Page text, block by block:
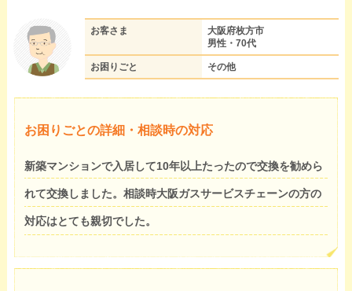
お客さま
大阪府枚方市
男性・70代
お困りごと その他
お困りごとの詳細・相談時の対応
新築マンションで入居して10年以上たったので交換を勧めら
れて交換しました。相談時大阪ガスサービスチェーンの方の
対応はとても親切でした。